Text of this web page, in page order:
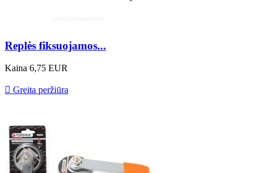
Replės fiksuojamos...
Kaina 6,75 EUR
 Greita peržiūra